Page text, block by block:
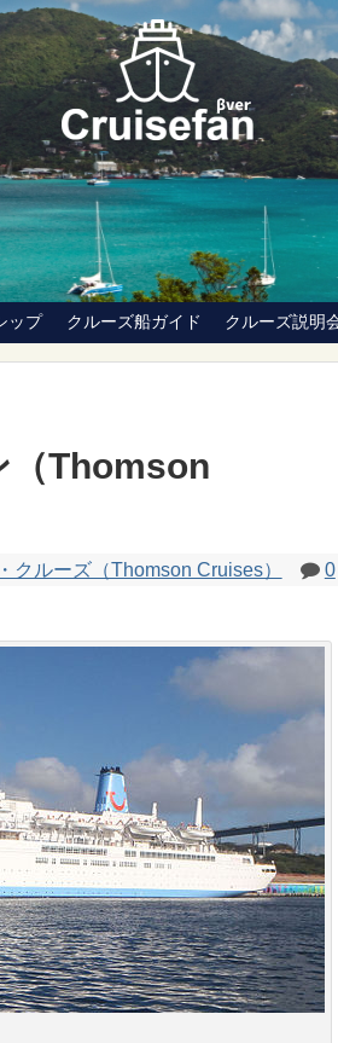
ップ クルーズ船ガイド クルーズ説明
（Thomson
クルーズ（Thomson Cruises） 0